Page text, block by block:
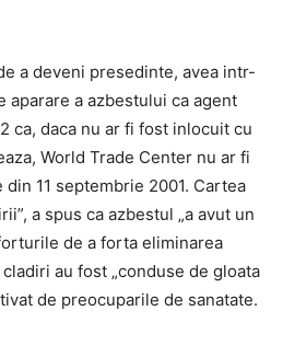
a deveni presedinte, avea intr-
aparare a azbestului ca agent
ca, daca nu ar fi fost inlocuit cu
World Trade Center nu ar fi
11 septembrie 2001. Cartea
a spus ca azbestul „a avut un
de a forta eliminarea
au fost „conduse de gloata
de preocuparile de sanatate.